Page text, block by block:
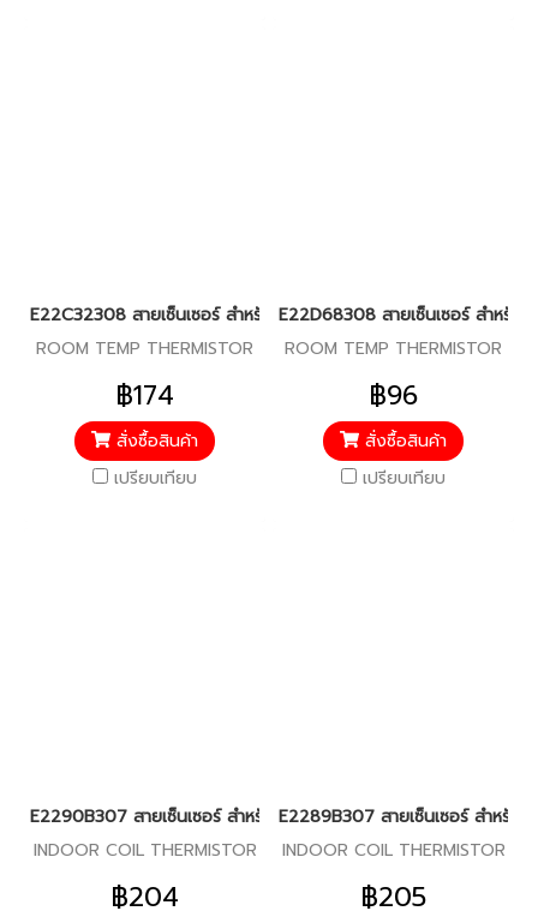
E22C32308 สายเซ็นเซอร์ สำหรับแอร์มิตซู รุ่น MS-
ROOM TEMP THERMISTOR
฿174
สั่งซื้อสินค้า
เปรียบเทียบ
E22D68308 สายเซ็นเซอร์ สำหรับแ
ROOM TEMP THERMISTOR
฿96
สั่งซื้อสินค้า
เปรียบเทียบ
E2290B307 สายเซ็นเซอร์ สำหรับแอร์มิตซู รุ่น MS-GJ09,MS-
INDOOR COIL THERMISTOR
฿204
E2289B307 สายเซ็นเซอร์ สำหรับแ
INDOOR COIL THERMISTOR
฿205